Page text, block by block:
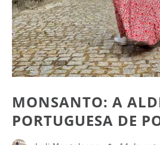
MONSANTO: A
PORTUGUESA DE